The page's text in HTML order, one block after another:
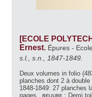
[ECOLE
Ernest. Épures -
s.l., s.n., 1847-1849.
Deux volumes in folio
planches dont 2 à
1848-1849: 27 planches
pages. reliure : Demi